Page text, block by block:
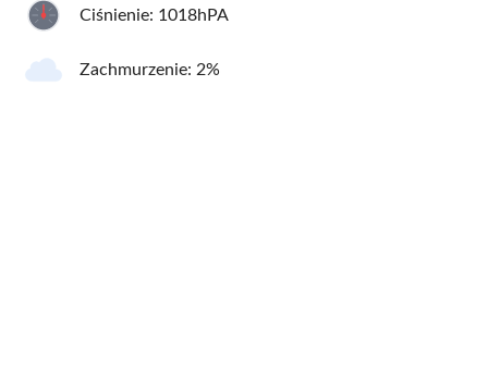
Ciśnienie: 1018hPA
Zachmurzenie: 2%